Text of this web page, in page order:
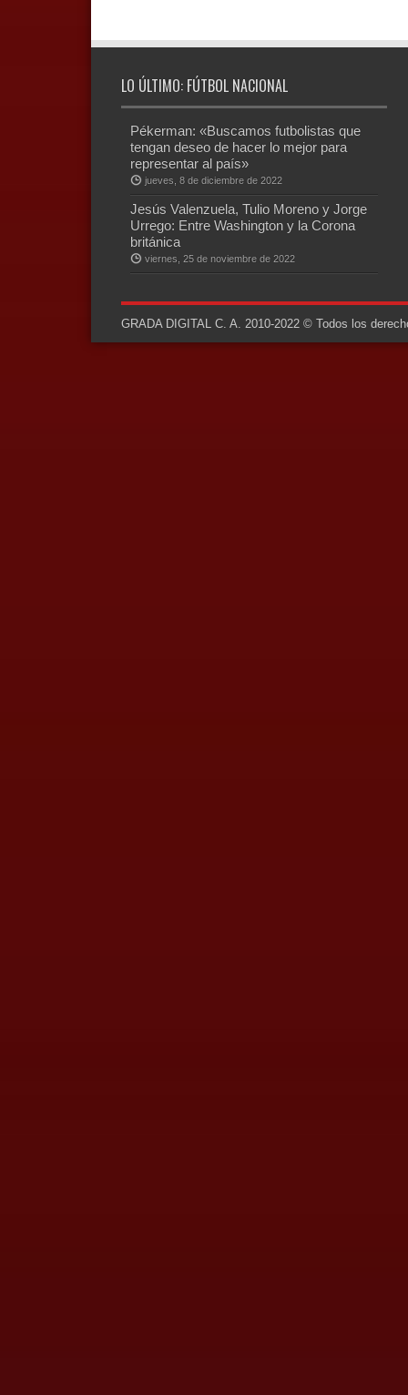
LO ÚLTIMO: FÚTBOL NACIONAL
Pékerman: «Buscamos futbolistas que
tengan deseo de hacer lo mejor para
representar al país»
jueves, 8 de diciembre de 2022
Jesús Valenzuela, Tulio Moreno y Jorge
Urrego: Entre Washington y la Corona
británica
viernes, 25 de noviembre de 2022
GRADA DIGITAL C. A. 2010-2022 © Todos los